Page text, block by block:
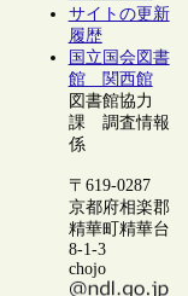
サイトの更新
履歴
国立国会図書
館 関西館
図書館協力
課 調査情報
係
〒619-0287
京都府相楽郡
精華町精華台
8-1-3
chojo